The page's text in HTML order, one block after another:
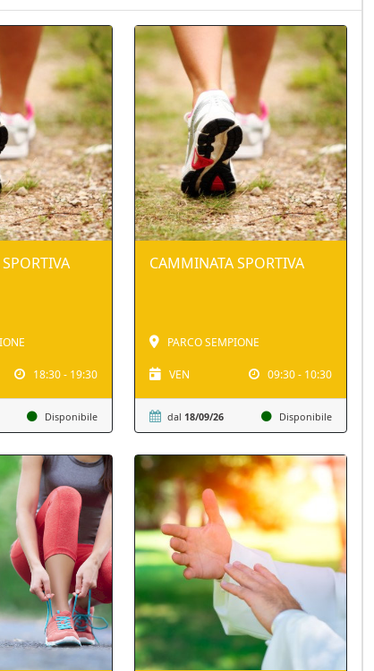
18:30 - 19:30
Disponibile
CAMMINATA SPORTIVA
PARCO SEMPIONE
VEN 09:30 - 10:30
dal 18/09/26 Disponibile